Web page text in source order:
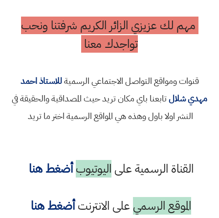
مهم لك عزيزي الزائر الكريم شرفتنا ونحب
تواجدك معنا
قنوات ومواقع التواصل الاجتماعي الرسميةللاستاذ احمد
مهدي شلالتابعنا باي مكان تريد حيث المصداقية والحقيقة في
النشر اولا باول وهذه هي المواقع الرسمية اختر ما تريد
القناة الرسمية على اليوتيوب أضغط هنا
الموقع الرسمي على الانترنتأضغط هنا